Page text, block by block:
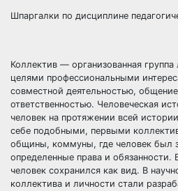
Шпаргалки по дисциплине
Коллектив — организованная
целями профессиональными
совместной деятельностью,
ответственностью. Человеческая
человек на протяжении всей
себе подобными, первыми
общины, коммуны, где человек был
определенные права и обязанности.
человек сохранился как вид. В
коллектива и личности стали